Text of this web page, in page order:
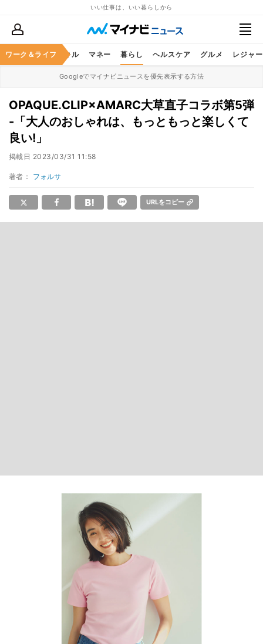
いい仕事は、いい暮らしから
ワーク＆ライフ
ア ビジネススキル マネー 暮らし ヘルスケア グルメ レジャー
Googleでマイナビニュースを優先表示する方法
OPAQUE.CLIP×AMARC大草直子コラボ第5弾
-「大人のおしゃれは、もっともっと楽しくて
良い!」
掲載日 2023/03/31 11:58
著者： フォルサ
URLをコピー